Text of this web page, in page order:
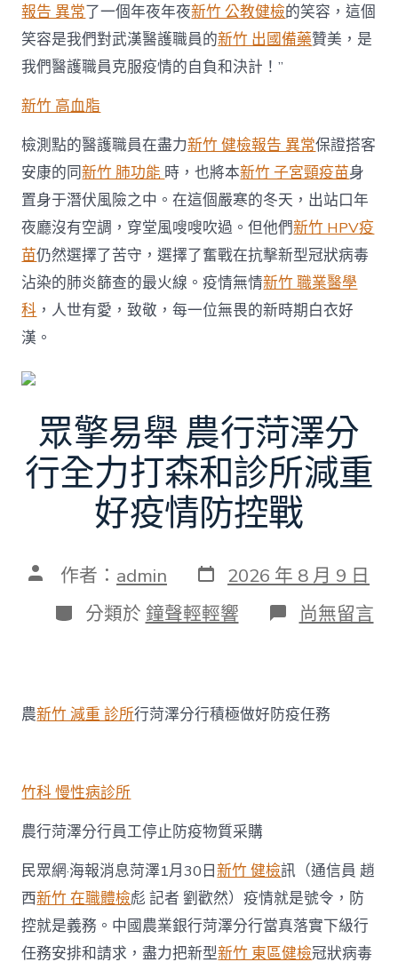
報告 異常了一個年夜年夜新竹 公教健檢的笑容，這個
笑容是我們對武漢醫護職員的新竹 出國備藥贊美，是
我們醫護職員克服疫情的自負和決計！”
新竹 高血脂
檢測點的醫護職員在盡力新竹 健檢報告 異常保證搭客
安康的同新竹 肺功能 時，也將本新竹 子宮頸疫苗身
置身于潛伏風險之中。在這個嚴寒的冬天，出站口年
夜廳沒有空調，穿堂風嗖嗖吹過。但他們新竹 HPV疫
苗仍然選擇了苦守，選擇了奮戰在抗擊新型冠狀病毒
沾染的肺炎篩查的最火線。疫情無情新竹 職業醫學
科 ，人世有愛，致敬，每一位無畏的新時期白衣好
漢。
眾擎易舉 農行菏澤分
行全力打森和診所減重
好疫情防控戰
文 作者： admin 發
表
日
期
2026 年 8 月 9 日
分
類
分類於 鐘聲輕輕響 在
〈眾
農
行
森
和
診
所
減
重
尚無留言
農新竹 減重 診所行菏澤分行積極做好防疫任務
竹科 慢性病診所
農行菏澤分行員工停止防疫物質采購
民眾網·海報消息菏澤1月30日新竹 健檢訊（通信員 趙
西新竹 在職體檢彪 記者 劉歡然）疫情就是號令，防
控就是義務。中國農業銀行菏澤分行當真落實下級行
任務安排和請求，盡力把新型新竹 東區健檢冠狀病毒